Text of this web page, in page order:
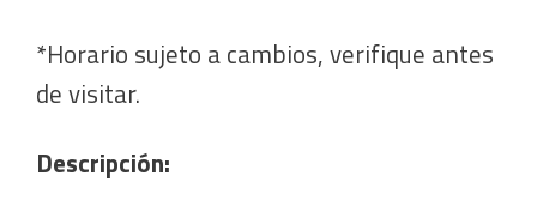
*Horario sujeto a cambios, verifique antes
de visitar.
Descripción: